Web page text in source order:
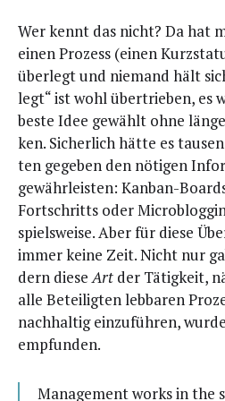
Wer kennt das nicht? Da hat
einen Pro­zess (einen
über­legt und nie­mand hält
legt“ ist wohl über­trie­ben, es
bes­te Idee gewählt ohne
ken. Sicher­lich hät­te es
ten gege­ben den nöti­gen
gewähr­leis­ten: Kan­ban-
Fort­schritts oder
spiels­wei­se. Aber für die­se
immer kei­ne Zeit. Nicht nur
dern die­seArt der Tätig­keit,
alle Betei­lig­ten leb­ba­ren
nach­hal­tig ein­zu­füh­ren,
empfunden.
Manage­ment works in the